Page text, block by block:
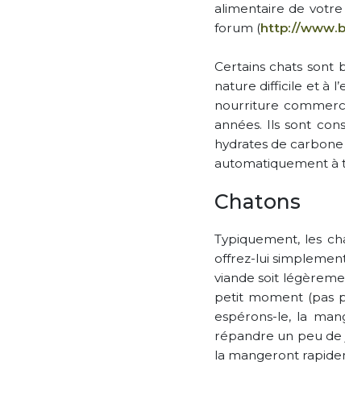
alimentaire de
forum (http://
Certains chats sont
nature difficile et à
nourriture
années. Ils sont
hydrates de
automatiquement à
Chatons
Typiquement, les
offrez-lui
viande soit
petit moment (pas
espérons-le, la
répandre un peu de
la mangeront